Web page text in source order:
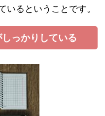
いるということです。
っかりしている